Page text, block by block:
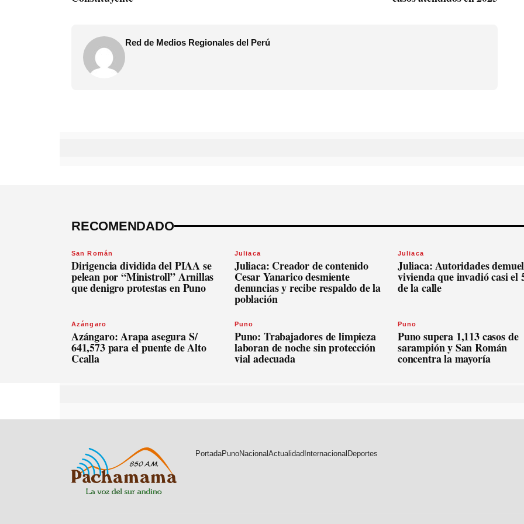
Red de Medios Regionales del Perú
RECOMENDADO
San Román
Dirigencia dividida del PIAA se
pelean por “Ministroll” Arnillas
que denigro protestas en Puno
Juliaca
Juliaca: Creador de contenido
Cesar Yanarico desmiente
denuncias y recibe respaldo de la
población
Juliaca
Juliaca: Autoridades
vivienda que invadió casi el
de la calle
Azángaro
Azángaro: Arapa asegura S/
641,573 para el puente de Alto
Ccalla
Puno
Puno: Trabajadores de limpieza
laboran de noche sin protección
vial adecuada
Puno
Puno supera 1,113 casos de
sarampión y San Román
concentra la mayoría
PortadaPunoNacional Actualidad Internacional Deportes